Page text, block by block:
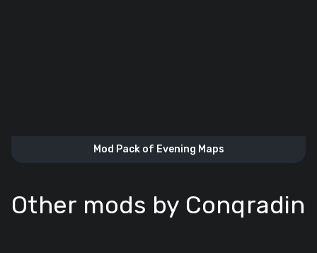
Mod Pack of Evening Maps
Other mods by Conqradin